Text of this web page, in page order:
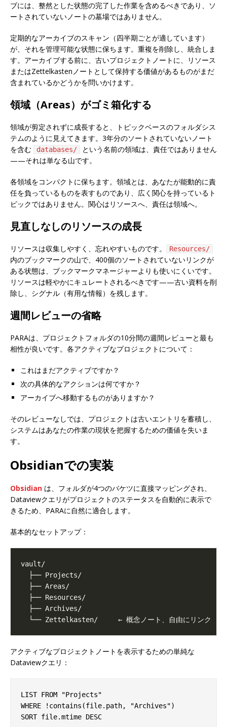
ブには、整然とした状態の完了した作業を含めるべきであり、ソ
ートされていないノートの墓場ではありません。
定期的なアーカイブのスキャン（四半期ごとが適しています）
が、それを管理可能な状態に保ちます。重複を削除し、統合しま
す。アーカイブする前に、古いプロジェクトノートに、リソース
またはZettelkastenノートとして保持する価値があるものがまだ
含まれているかどうかを問いかけます。
領域（Areas）がゴミ箱化する
領域が剪定されずに成長すると、トピックベースのフォルダシス
テムのように見えてきます。3年分のソートされていないノート
を含む
databases/
という名前の領域は、責任ではありません
——それは単なる山です。
各領域をコンパクトに保ちます。領域とは、あなたが能動的に責
任を負っているものを表すものであり、広く関心を持っているト
ピックではありません。関心はリソースへ、責任は領域へ。
見直しなしのリソースの成長
リソースは収集しやすく、忘れやすいものです。 Resources/
内のブックマークの山で、400個のソートされていないリンクが
ある状態は、ブックマークマネージャーよりも使いにくいです。
リソースは軽やかにキュレートされるべきです——古い資料を削
除し、シグナル（有用な情報）を残します。
週間レビューの省略
PARAは、プロジェクトフォルダの10分間の週間レビューと最も
相性が良いです。各アクティブなプロジェクトについて：
これはまだアクティブですか？
次の具体的なアクションは何ですか？
アーカイブへ移動するものがありますか？
そのレビューなしでは、プロジェクトは古いエントリを蓄積し、
システムはあなたの作業の現状を把握するための価値を失いま
す。
Obsidianでの実装
Obsidian は、フォルダが4つのバケツに直接マッピングされ、
Dataviewクエリがプロジェクトのステータスを自動的に表示で
きるため、PARAに自然に適合します。
基本的なセットアップ：
アクティブなプロジェクトノートを表示するための単純な
Dataviewクエリ：
LIST FROM "Projects"
WHERE !contains(file.path, "Archives")